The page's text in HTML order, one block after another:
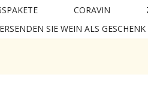
CORAVIN
SIE WEIN ALS